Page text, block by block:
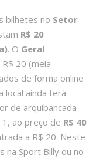
bilhetes no Setor
R$ 20
. O Geral
20 (meia-
de forma online
local ainda terá
de arquibancada
ao preço de R$ 40
a R$ 20. Neste
na Sport Billy ou no